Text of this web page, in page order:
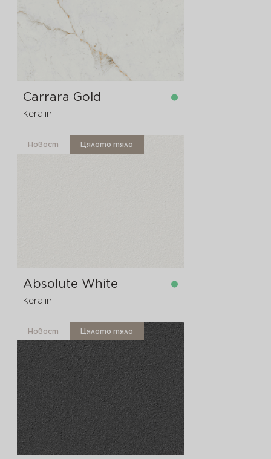
Carrara Gold
Keralini
Новост Цялото тяло
Absolute White
Keralini
3200x1600x12 мм в наличност
Новост Цялото тяло